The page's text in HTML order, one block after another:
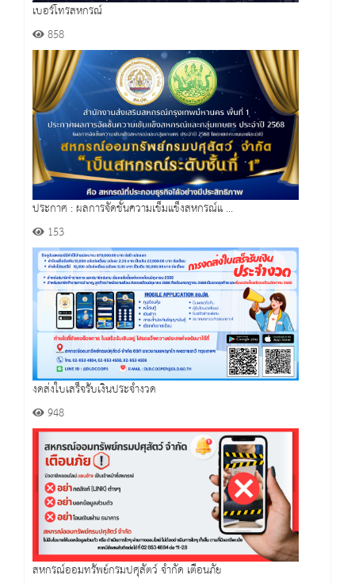
เบอร์โทรสหกรณ์
858
ประกาศ : ผลการจัดชั้นความเข็มแข็งสหกรณ์แ ...
153
งดส่งใบเสร็จรับเงินประจำงวด
948
สหกรณ์ออมทรัพย์กรมปศุสัตว์ จำกัด เตือนภัย